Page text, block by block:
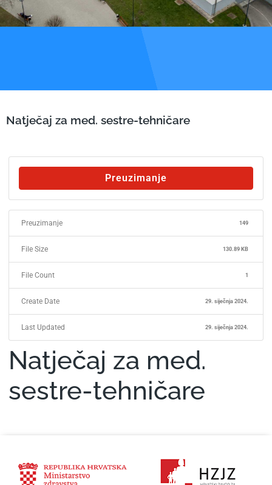
Natječaj za med. sestre-tehničare
Preuzimanje
Preuzimanje 149
File Size 130.89 KB
File Count 1
Create Date 29. siječnja 2024.
Last Updated 29. siječnja 2024.
Natječaj za med.
sestre-tehničare